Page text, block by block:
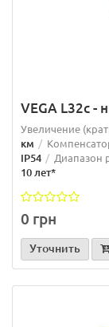
VEGA L32c -
Увеличение
км
IP54 Диапазон
10 лет*
0 грн
Уточнить